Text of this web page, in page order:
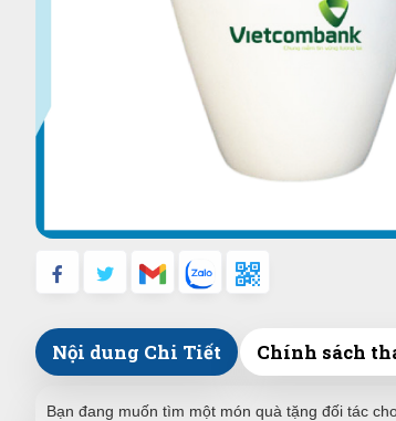
Nội dung Chi Tiết Chính sách
Bạn đang muốn tìm một món quà tặng đối tác